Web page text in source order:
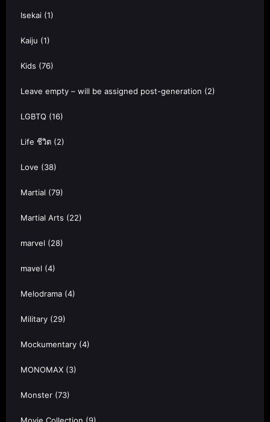
Isekai (1)
Kaiju (1)
Kids (76)
Leave empty – will be assigned post-generation (2)
LGBTQ (16)
Life ชีวิต (2)
Love (38)
Martial (79)
Martial Arts (22)
marvel (28)
mavel (4)
Melodrama (4)
Military (29)
Mockumentary (4)
MONOMAX (3)
Monster (73)